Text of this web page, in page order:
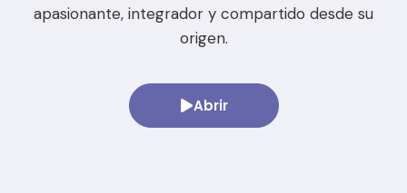
apasionante, integrador y compartido desde su
origen.
Abrir